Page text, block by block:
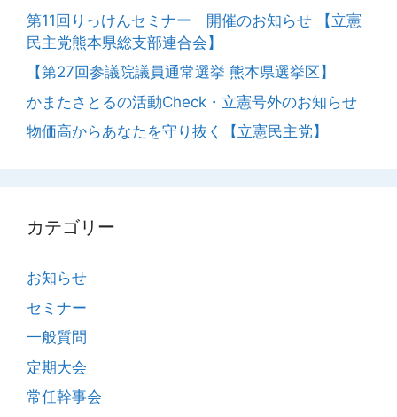
第11回りっけんセミナー 開催のお知らせ 【立憲
民主党熊本県総支部連合会】
【第27回参議院議員通常選挙 熊本県選挙区】
かまたさとるの活動Check・立憲号外のお知らせ
物価高からあなたを守り抜く【立憲民主党】
カテゴリー
お知らせ
セミナー
一般質問
定期大会
常任幹事会